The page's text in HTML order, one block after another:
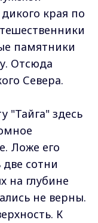
края по
памятники
Отсюда
Севера.
"Тайга" здесь
Ложе его
сотни
на глубине
не верны.
К